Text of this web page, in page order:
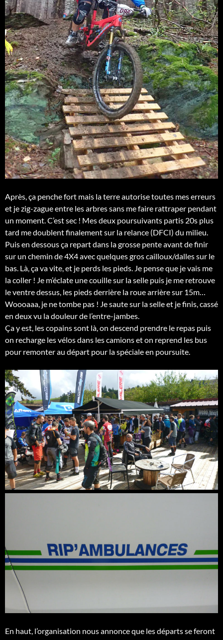
Après, ça penche fort mais la terre autorise toutes mes erreurs
et je zig-zague entre les arbres sans me faire rattraper pendant
un moment. C’est sec ! Mes deux poursuivants partis 20s plus
tard me doublent finalement sur la relance (DFCI) du milieu.
Puis en dessous ça repart dans la grosse pente avant de finir
sur un chemin de 4X4 avec quelques gros cailloux/dalles sur le
bas. Là, ça va vite, et je perds les pieds. Je pense que je vais me
la coller ! Je m’éclate une couille sur la selle puis je me retrouve
le ventre dessus, les pieds derrière la roue arrière sur 15m…
Woooaaa, je ne tombe pas ! Je saute sur la selle et je finis, cassé
en deux vu la douleur de l’entre-jambes.
Ça y est, les copains sont là, on descend prendre le repas puis
on recharge les vélos dans les camions et on reprend les bus
pour remonter au départ pour la spéciale en poursuite.
En haut, l’organisation nous annonce que les départs se feront